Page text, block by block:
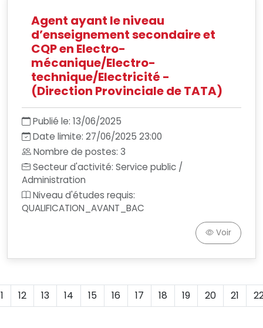
Agent ayant le niveau
d’enseignement secondaire et
CQP en Electro-
mécanique/Electro-
technique/Electricité -
(Direction Provinciale de TATA)
Publié le: 13/06/2025
Date limite: 27/06/2025 23:00
Nombre de postes: 3
Secteur d'activité: Service public /
Administration
Niveau d'études requis:
QUALIFICATION_AVANT_BAC
Voir
12 13 14 15 16 17 18 19 20 21